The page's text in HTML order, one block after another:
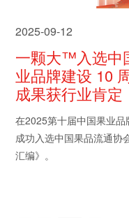
2025-09-12
一颗大™入选中
业品牌建设 10
成果获行业肯定
在2025第十届中国果业
成功入选中国果品流通协
汇编》。